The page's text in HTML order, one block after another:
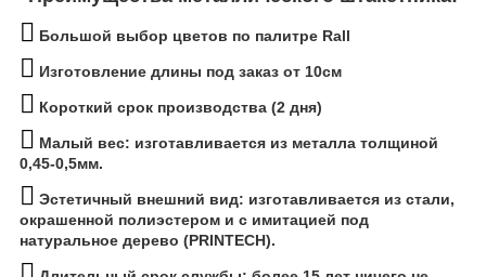
Большой выбор цветов по палитре Rall
Изготовление длины под заказ от 10см
Короткий срок производства (2 дня)
Малый вес: изготавливается из металла толщиной
0,45-0,5мм.
Эстетичный внешний вид: изготавливается из стали,
окрашенной полиэстером и с имитацией под
натуральное дерево (PRINTECH).